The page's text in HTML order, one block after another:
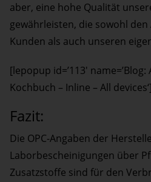
aber, eine hohe Qualität
gewährleisten, die sowohl
Kunden als auch unseren
[lepopup id=’113′
Kochbuch – Inline – All devices‘]
Fazit:
Die OPC-Angaben der
Laborbescheinigungen über
Zusatzstoffe sind für den